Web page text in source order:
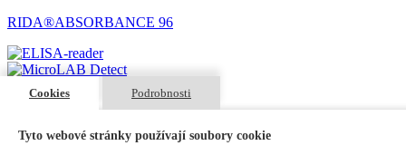
RIDA®ABSORBANCE 96
2019
MicroLAB Detect
Cookies Podrobnosti
Tyto webové stránky používají soubory cookie